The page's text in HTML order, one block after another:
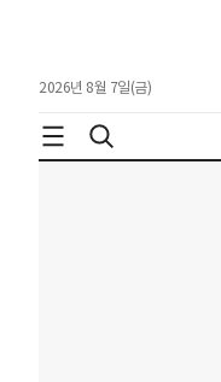
2026년 8월 7일(금)